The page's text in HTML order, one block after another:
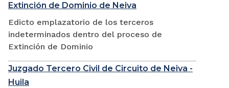
Extinción de Dominio de Neiva
Edicto emplazatorio de los terceros
indeterminados dentro del proceso de
Extinción de Dominio
Juzgado Tercero Civil de Circuito de Neiva -
Huila